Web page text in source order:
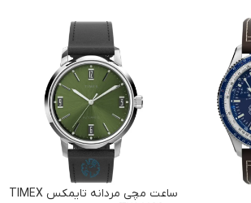
ساعت مچی مردانه تایمکس TIMEX